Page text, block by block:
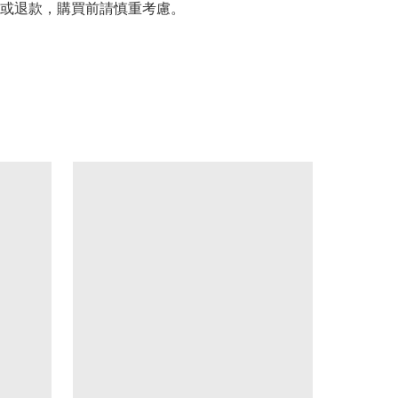
退款，購買前請慎重考慮。